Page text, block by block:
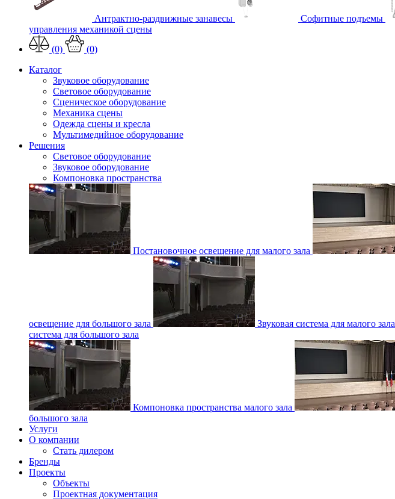
Антрактно-раздвижные занавесы Софитные подъемы
управления механикой сцены
(0)
(0)
Каталог
Звуковое оборудование
Световое оборудование
Сценическое оборудование
Механика сцены
Одежда сцены и кресла
Мультимедийное оборудование
Решения
Световое оборудование
Звуковое оборудование
Компоновка пространства
Постановочное освещение для малого зала
освещение для большого зала Звуковая система для малого зала
система для большого зала
Компоновка пространства малого зала
большого зала
Услуги
О компании
Стать дилером
Бренды
Проекты
Объекты
Проектная документация